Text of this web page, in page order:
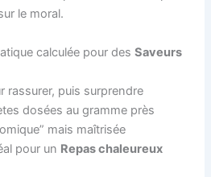
le moral.
calculée pour desSaveurs
rassurer, puis surprendre
dosées au gramme près
mais maîtrisée
pour un Repas chaleureux